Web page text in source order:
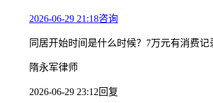
2026-06-29 21:18咨询
同居开始时间是什么时候？7万元有消费记
隋永军律师
2026-06-29 23:12回复